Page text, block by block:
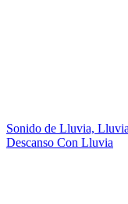
Sonido de Lluvia,
Descanso Con Lluvia